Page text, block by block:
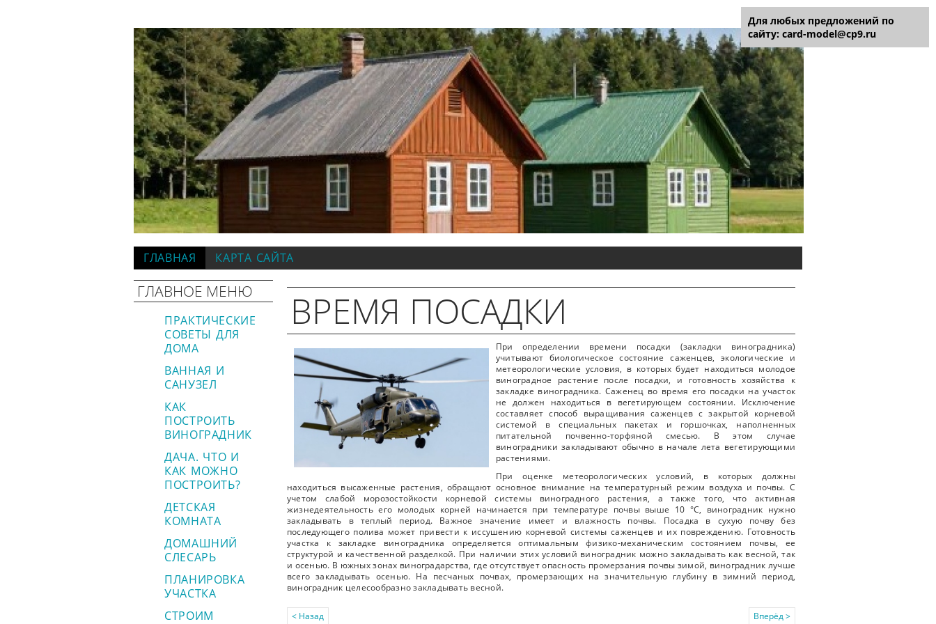
ГЛАВНАЯ КАРТА САЙТА
ГЛАВНОЕ МЕНЮ
ПРАКТИЧЕСКИЕ
СОВЕТЫ ДЛЯ
ДОМА
ВАННАЯ И
САНУЗЕЛ
КАК
ПОСТРОИТЬ
ВИНОГРАДНИК
ДАЧА. ЧТО И
КАК МОЖНО
ПОСТРОИТЬ?
ДЕТСКАЯ
КОМНАТА
ДОМАШНИЙ
СЛЕСАРЬ
ПЛАНИРОВКА
УЧАСТКА
СТРОИМ
ВРЕМЯ ПОСАДКИ
При определении времени посадки (закладки виноградника)
учитывают биологическое состояние саженцев, экологические и
метеорологические условия, в которых будет находиться молодое
виноградное растение после посадки, и готовность хозяйства к
закладке виноградника. Саженец во время его посадки на участок
не должен находиться в вегетирующем состоянии. Исключение
составляет способ выращивания саженцев с закрытой корневой
системой в специальных пакетах и горшочках, наполненных
питательной почвенно-торфяной смесью. В этом случае
виноградники закладывают обычно в начале лета вегетирующими
растениями.
При оценке метеорологических условий, в которых должны
находиться высаженные растения, обращают основное внимание на температурный режим воздуха и почвы. С
учетом слабой морозостойкости корневой системы виноградного растения, а также того, что активная
жизнедеятельность его молодых корней начинается при температуре почвы выше 10 °C, виноградник нужно
закладывать в теплый период. Важное значение имеет и влажность почвы. Посадка в сухую почву без
последующего полива может привести к иссушению корневой системы саженцев и их повреждению. Готовность
участка к закладке виноградника определяется оптимальным физико-механическим состоянием почвы, ее
структурой и качественной разделкой. При наличии этих условий виноградник можно закладывать как весной, так
и осенью. В южных зонах виноградарства, где отсутствует опасность промерзания почвы зимой, виноградник лучше
всего закладывать осенью. На песчаных почвах, промерзающих на значительную глубину в зимний период,
виноградник целесообразно закладывать весной.
< Назад Вперёд >
Для любых предложений по
сайту: card-model@cp9.ru